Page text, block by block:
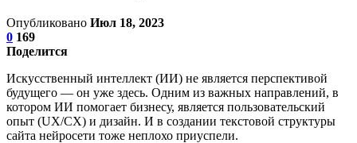
Опубликовано Июл 18, 2023
0 169
Поделится
Искусственный интеллект (ИИ) не является перспективой
будущего — он уже здесь. Одним из важных направлений, в
котором ИИ помогает бизнесу, является пользовательский
опыт (UX/CX) и дизайн. И в создании текстовой структуры
сайта нейросети тоже неплохо приуспели.